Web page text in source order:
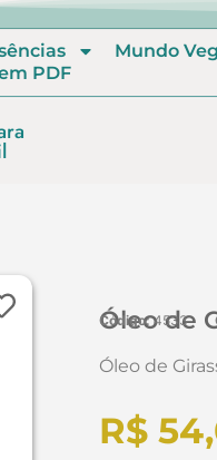
Mundo
PDF
Óleo de
Código:4533
Óleo de
R$